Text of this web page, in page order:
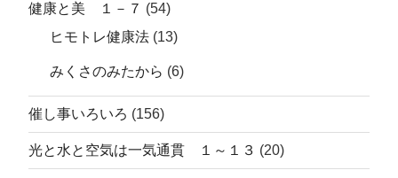
健康と美 １－７ (54)
ヒモトレ健康法 (13)
みくさのみたから (6)
催し事いろいろ (156)
光と水と空気は一気通貫 １～１３ (20)